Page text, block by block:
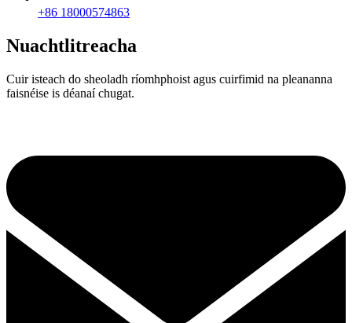
+86 18000574863
Nuachtlitreacha
Cuir isteach do sheoladh ríomhphoist agus cuirfimid na pleananna
faisnéise is déanaí chugat.